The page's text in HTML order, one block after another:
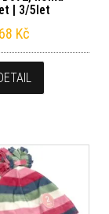
| 3/5let
68 Kč